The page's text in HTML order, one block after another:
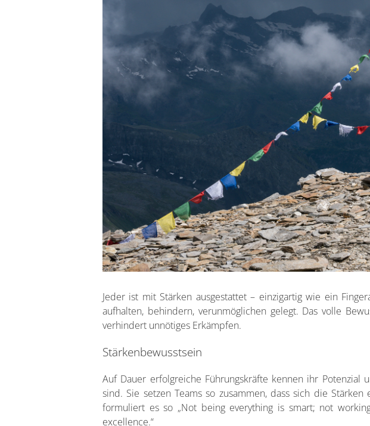
Jeder ist mit Stärken ausgestattet – einzigartig wie ein
aufhalten, behindern, verunmöglichen gelegt. Das volle
verhindert unnötiges Erkämpfen.
Stärkenbewusstsein
Auf Dauer erfolgreiche Führungskräfte kennen ihr
sind. Sie setzen Teams so zusammen, dass sich die
formuliert es so „Not being everything is smart; not
excellence.“